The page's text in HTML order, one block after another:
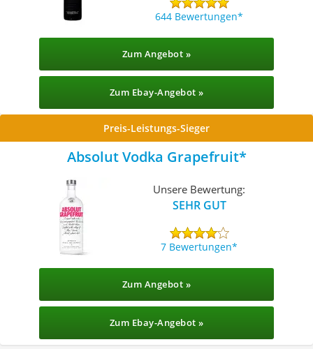
644 Bewertungen
Zum Angebot »
Zum Ebay-Angebot »
Preis-Leistungs-Sieger
Absolut Vodka Grapefruit
Unsere Bewertung:
SEHR GUT
7 Bewertungen
Zum Angebot »
Zum Ebay-Angebot »